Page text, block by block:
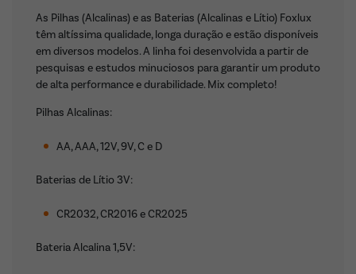
As Pilhas (Alcalinas) e as Baterias (Alcalinas e Lítio) Foxlux
têm altíssima qualidade, longa duração e estão disponíveis
em diversos modelos. A linha foi desenvolvida a partir de
pesquisas e estudos minuciosos para garantir um produto
de alta performance e durabilidade. Mix completo!
Pilhas Alcalinas:
AA, AAA, 12V, 9V, C e D
Baterias de Lítio 3V:
CR2032, CR2016 e CR2025
Bateria Alcalina 1,5V: